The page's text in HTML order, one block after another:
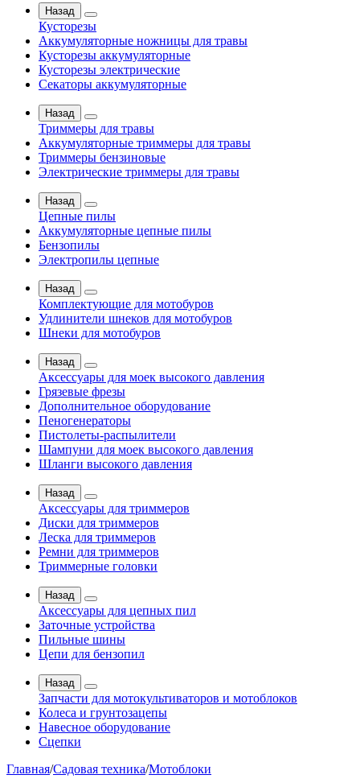
Назад
Кусторезы
Аккумуляторные ножницы для травы
Кусторезы аккумуляторные
Кусторезы электрические
Секаторы аккумуляторные
Назад
Триммеры для травы
Аккумуляторные триммеры для травы
Триммеры бензиновые
Электрические триммеры для травы
Назад
Цепные пилы
Аккумуляторные цепные пилы
Бензопилы
Электропилы цепные
Назад
Комплектующие для мотобуров
Удлинители шнеков для мотобуров
Шнеки для мотобуров
Назад
Аксессуары для моек высокого давления
Грязевые фрезы
Дополнительное оборудование
Пеногенераторы
Пистолеты-распылители
Шампуни для моек высокого давления
Шланги высокого давления
Назад
Аксессуары для триммеров
Диски для триммеров
Леска для триммеров
Ремни для триммеров
Триммерные головки
Назад
Аксессуары для цепных пил
Заточные устройства
Пильные шины
Цепи для бензопил
Назад
Запчасти для мотокультиваторов и мотоблоков
Колеса и грунтозацепы
Навесное оборудование
Сцепки
Главная/Садовая техника/Мотоблоки